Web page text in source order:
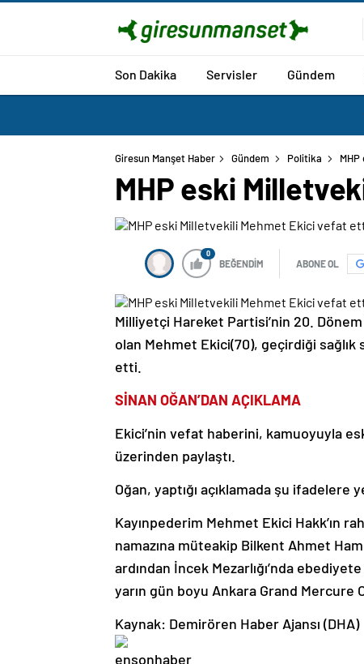
Son Dakika Servisler Gündem
Giresun Manşet Haber Gündem Politika
MHP eski
0
BEĞENDİM ABONE OL
Milliyetçi Hareket Partisi’nin 20.
olan Mehmet Ekici(70), geçirdiği sağlık
etti.
SİNAN OĞAN’DAN AÇIKLAMA
Ekici’nin vefat haberini, kamuoyuyla
üzerinden paylaştı.
Oğan, yaptığı açıklamada şu ifadelere
Kayınpederim Mehmet Ekici Hakk’ın
namazına müteakip Bilkent Ahmet
ardından İncek Mezarlığı’nda
yarın gün boyu Ankara Grand Mercure
Kaynak: Demirören Haber Ajansı (DHA)